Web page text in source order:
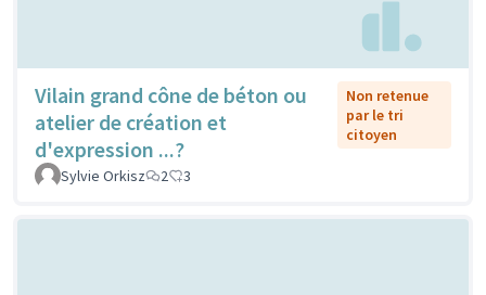
Vilain grand cône de béton ou
atelier de création et
d'expression ...?
Non retenue
par le tri
citoyen
Sylvie Orkisz 2 3